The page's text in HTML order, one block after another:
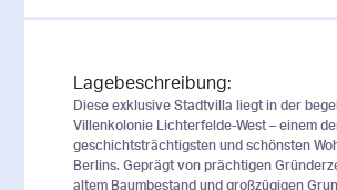
Lagebeschreibung:
Diese exklusive Stadtvilla liegt in der
Villenkolonie Lichterfelde-West – einem
geschichtsträchtigsten und schönsten
Berlins. Geprägt von prächtigen
altem Baumbestand und großzügigen